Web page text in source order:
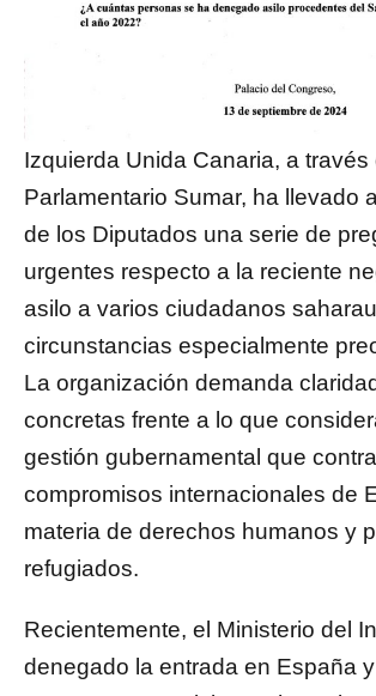
Izquierda Unida Canaria, a través
Parlamentario Sumar, ha llevado
de los Diputados una serie de
urgentes respecto a la reciente
asilo a varios ciudadanos
circunstancias especialmente
La organización demanda
concretas frente a lo que
gestión gubernamental que
compromisos internacionales de
materia de derechos humanos y
refugiados.
Recientemente, el Ministerio del
denegado la entrada en España